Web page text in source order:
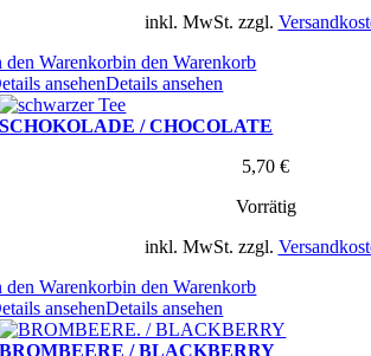
inkl. MwSt. zzgl.
den Warenkorbin den Warenkorb
ansehenDetails ansehen
SCHOKOLADE / CHOCOLATE
5,70 €
Vorrätig
inkl. MwSt. zzgl.
den Warenkorbin den Warenkorb
ansehenDetails ansehen
BROMBEERE / BLACKBERRY